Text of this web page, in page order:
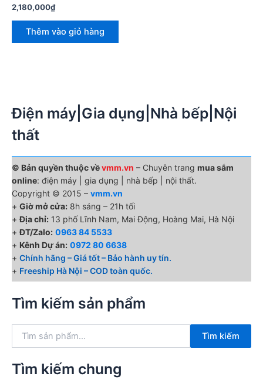
2,180,000₫
Thêm vào giỏ hàng
Điện máy|Gia dụng|Nhà bếp|Nội
thất
© Bản quyền thuộc vềvmm.vn – Chuyên trang mua sắm
online: điện máy | gia dụng | nhà bếp | nội thất.
Copyright © 2015 – vmm.vn
+ Giờ mở cửa: 8h sáng – 21h tối
+Địa chỉ: 13 phố Lĩnh Nam, Mai Động, Hoàng Mai, Hà Nội
+ĐT/Zalo: 0963 84 5533
+ Kênh Dự án: 0972 80 6638
+ Chính hãng – Giá tốt – Bảo hành uy tín.
+ Freeship Hà Nội – COD toàn quốc.
Tìm kiếm sản phẩm
k
Tìm kiếm
Tìm kiếm chung